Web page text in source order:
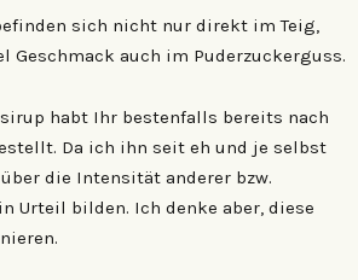
sich nicht nur direkt im Teig,
Geschmack auch im Puderzuckerguss.
habt Ihr bestenfalls bereits nach
Da ich ihn seit eh und je selbst
die Intensität anderer bzw.
Urteil bilden. Ich denke aber, diese